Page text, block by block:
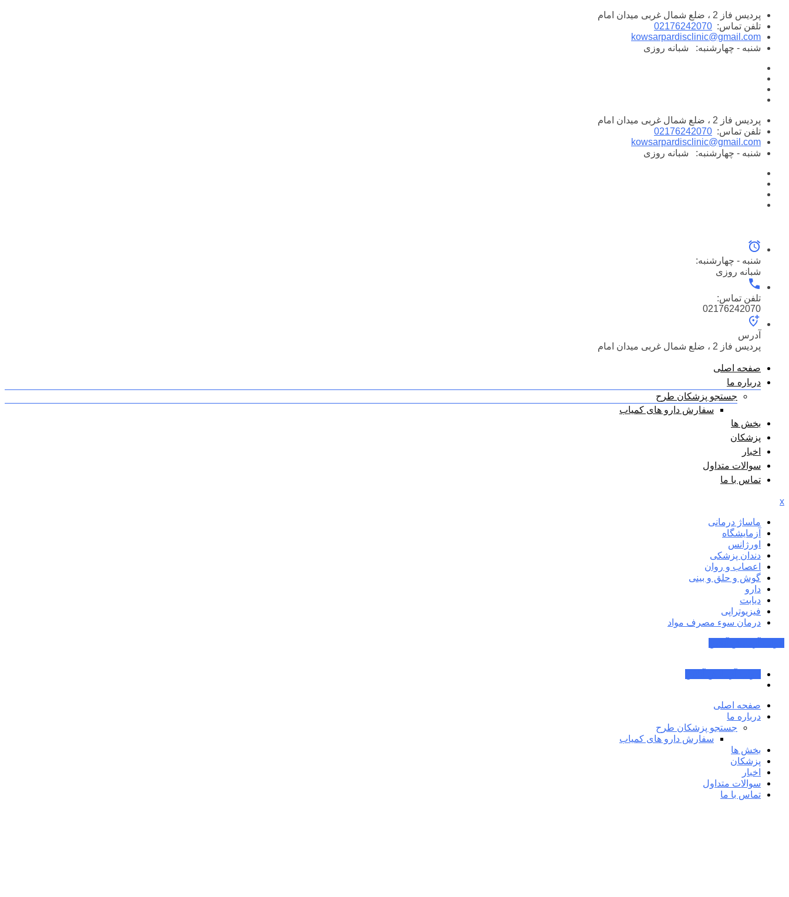
پرش
محتوا
پردیس فاز 2 ، ضلع شمال غربی میدان امام
تلفن تماس: 02176242070
kowsarpardisclinic@gmail.com
شنبه - چهارشنبه:
شبانه روزی
پردیس فاز 2 ، ضلع شمال غربی میدان امام
تلفن تماس: 02176242070
kowsarpardisclinic@gmail.com
شنبه - چهارشنبه:
شبانه روزی
شنبه - چهارشنبه:
شبانه روزی
تلفن تماس:
02176242070
آدرس
پردیس فاز 2 ، ضلع شمال غربی میدان امام
صفحه اصلی
درباره ما
جستجو پزشکان طرح
سفارش دارو های کمیاب
بخش ها
پزشکان
اخبار
سوالات متداول
تماس با ما
x
ماساژ درمانی
آزمایشگاه
اورژانس
دندان پزشکی
اعصاب و روان
گوش و حلق و بینی
دارو
دیابت
فیزیوتراپی
درمان سوء مصرف مواد
صفحه اصلی
درباره ما
جستجو پزشکان طرح
سفارش دارو های کمیاب
بخش ها
پزشکان
اخبار
سوالات متداول
تماس با ما